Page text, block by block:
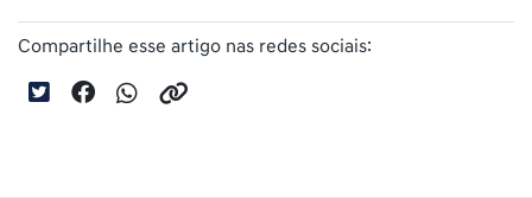
Compartilhe esse artigo nas redes sociais: